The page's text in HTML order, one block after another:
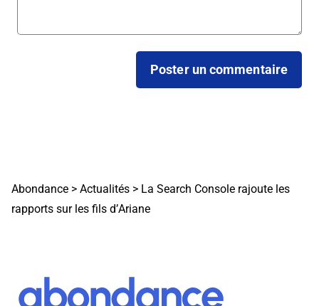
Abondance > Actualités > La Search Console rajoute les
rapports sur les fils d’Ariane